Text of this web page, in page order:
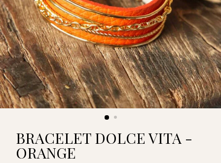
A
R
D
BRACELET DOLCE VITA -
ORANGE